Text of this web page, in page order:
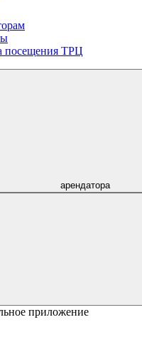
посещения ТРЦ
арендатора
приложение